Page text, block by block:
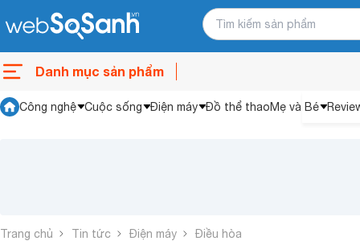
Danh mục sản phẩm
Công nghệ Cuộc sống Điện máy Đồ thể thaoMẹ và Bé
Trang chủ Tin tức Điện máy Điều hòa